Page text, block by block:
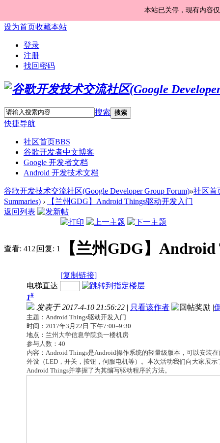
本站已关停，现有内容
设为首页收藏本站
登录
注册
找回密码
搜索 搜索
快捷导航
社区首页BBS
谷歌开发者中文博客
Google 开发者文档
Android 开发技术文档
谷歌开发技术交流社区(Google Developer Group Forum)»社区首
Summaries) ›
【兰州GDG】Android Things驱动开发入门
返回列表
查看: 412|回复: 1 【兰州GDG】
[复制链接]
电梯直达
1#
发表于 2017-4-10 21:56:22 | 只看该作者 |
主题： Android Things驱动开发入门
时间：2017年3月22日 下午7:00=9:30
地点： 兰州大学信息学院负一楼机房
参与人数：40
内容： Android Things是Android操作系统的轻量级版本，可以安装
外设（LED，开关，按钮，伺服电机等）。本次活动我们向大家展
Android Things并掌握了为其编写驱动程序的方法。